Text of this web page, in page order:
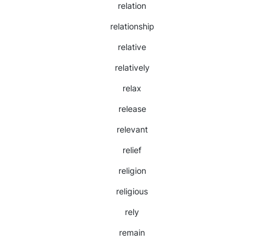
relation
relationship
relative
relatively
relax
release
relevant
relief
religion
religious
rely
remain